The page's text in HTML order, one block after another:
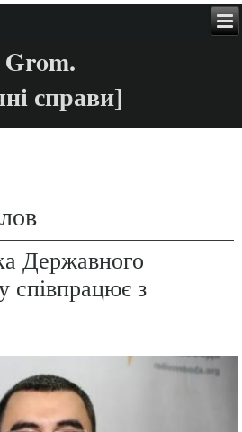
Grom.
справи]
Державного
співпрацює з